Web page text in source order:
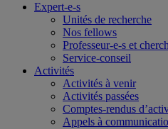
Expert-e-s
Unités de recherche
Nos fellows
Professeur-e-s et
Service-conseil
Activités
Activités à venir
Activités passées
Comptes-rendus
Appels à